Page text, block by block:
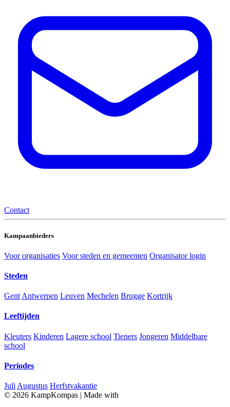
Contact
Kampaanbieders
Voor organisaties Voor steden en gemeenten Organisator login
Steden
Gent Antwerpen Leuven Mechelen Brugge Kortrijk
Leeftijden
Kleuters Kinderen Lagere school Tieners Jongeren Middelbare
school
Periodes
Juli Augustus Herfstvakantie
© 2026 KampKompas | Made with